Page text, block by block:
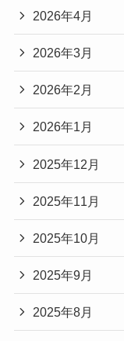
2026年4月
2026年3月
2026年2月
2026年1月
2025年12月
2025年11月
2025年10月
2025年9月
2025年8月